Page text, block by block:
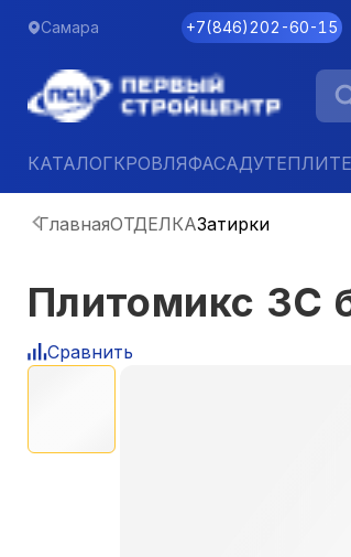
Самара +7(846)202-60-15
КАТАЛОГКРОВЛЯФАСАД
ГлавнаяОТДЕЛКАЗатирки
Плитомикс ЗС
Сравнить